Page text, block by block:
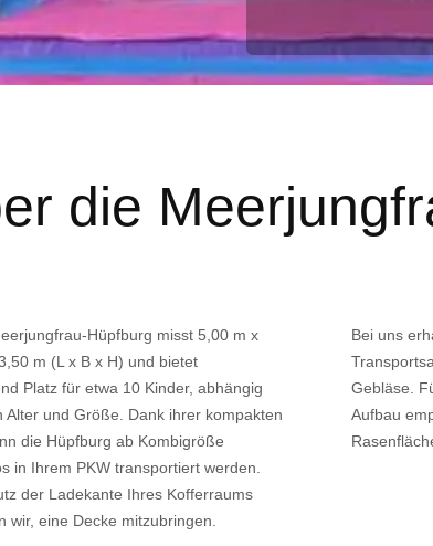
die
Hüpfburg misst 5,00 m x
m (L x B x H) und bietet
Platz für etwa 10 Kinder, abhängig
Alter und Größe. Dank ihrer kompakten
die Hüpfburg ab Kombigröße
in Ihrem PKW transportiert werden.
der Ladekante Ihres Kofferraums
wir, eine Decke mitzubringen.
Bei uns
Gebläse.
Aufbau